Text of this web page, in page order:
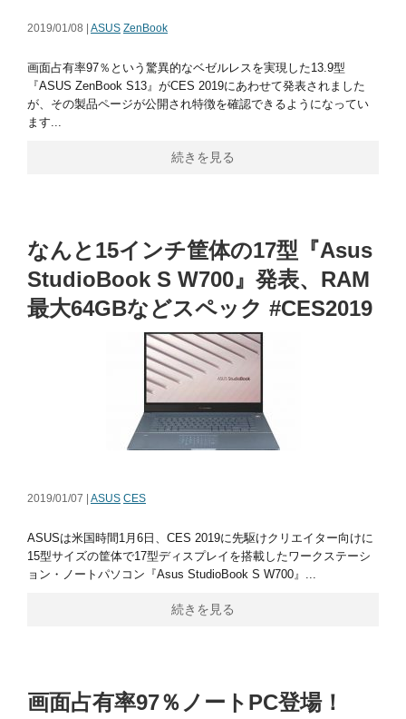
2019/01/08 | ASUS ZenBook
画面占有率97％という驚異的なベゼルレスを実現した13.9型
『ASUS ZenBook S13』がCES 2019にあわせて発表されました
が、その製品ページが公開され特徴を確認できるようになってい
ます...
続きを見る
なんと15インチ筐体の17型『Asus
StudioBook S W700』発表、RAM
最大64GBなどスペック #CES2019
2019/01/07 | ASUS CES
ASUSは米国時間1月6日、CES 2019に先駆けクリエイター向けに
15型サイズの筐体で17型ディスプレイを搭載したワークステーシ
ョン・ノートパソコン『Asus StudioBook S W700』...
続きを見る
画面占有率97％ノートPC登場！